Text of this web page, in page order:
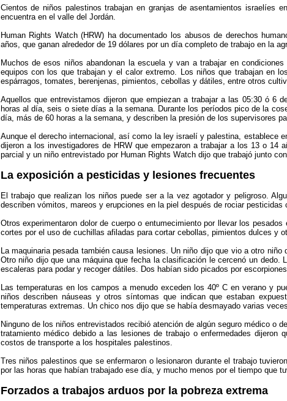
Cientos de niños palestinos trabajan en granjas de asentamientos israelíes
encuentra en el valle del Jordán.
Human Rights Watch (HRW) ha documentado los abusos de derechos
años, que ganan alrededor de 19 dólares por un día completo de trabajo en la
Muchos de esos niños abandonan la escuela y van a trabajar en
equipos con los que trabajan y el calor extremo. Los niños que trabajan en
espárragos, tomates, berenjenas, pimientos, cebollas y dátiles, entre otros
Aquellos que entrevistamos dijeron que empiezan a trabajar a las 05:30 ó 6
horas al día, seis o siete días a la semana. Durante los períodos pico de la
día, más de 60 horas a la semana, y describen la presión de los supervisores
Aunque el derecho internacional, así como la ley israelí y palestina, establece
dijeron a los investigadores de HRW que empezaron a trabajar a los 13 o 14
parcial y un niño entrevistado por Human Rights Watch dijo que trabajó junto
La exposición a pesticidas y lesiones frecuentes
El trabajo que realizan los niños puede ser a la vez agotador y peligroso.
describen vómitos, mareos y erupciones en la piel después de rociar pesticidas
Otros experimentaron dolor de cuerpo o entumecimiento por llevar los
cortes por el uso de cuchillas afiladas para cortar cebollas, pimientos dulces y
La maquinaria pesada también causa lesiones. Un niño dijo que vio a otro
Otro niño dijo que una máquina que fecha la clasificación le cercenó un dedo.
escaleras para podar y recoger dátiles. Dos habían sido picados por
Las temperaturas en los campos a menudo exceden los 40º C en verano y
niños describen náuseas y otros síntomas que indican que estaban
temperaturas extremas. Un chico nos dijo que se había desmayado varias
Ninguno de los niños entrevistados recibió atención de algún seguro médico o
tratamiento médico debido a las lesiones de trabajo o enfermedades
costos de transporte a los hospitales palestinos.
Tres niños palestinos que se enfermaron o lesionaron durante el trabajo
por las horas que habían trabajado ese día, y mucho menos por el tiempo que
Forzados a trabajos arduos por la pobreza extrema